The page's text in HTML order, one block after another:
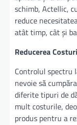
schimb, Actellic,
reduce
atât timp, cât și
Reducerea
Controlul spectru
nevoie să
diferite tipuri de
mult costurile,
produs pentru a